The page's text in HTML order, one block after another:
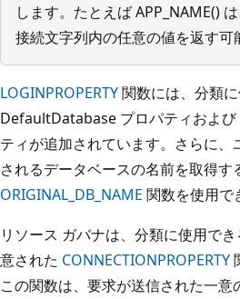
します。たとえば APP_NAME()
接続文字列内の任意の値を返す可
LOGINPROPERTY関数には、分類
DefaultDatabase プロパティおよ
ティが追加されています。さらに
されるデータベースの名前を取得す
ORIGINAL_DB_NAME 関数を使用で
リソース ガバナは、分類に使用で
意された CONNECTIONPROPERTY
この関数は、要求が送信された一